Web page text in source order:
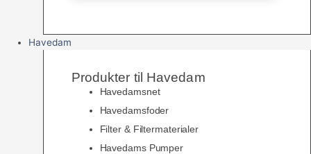
Havedam
Produkter til Havedam
Havedamsnet
Havedamsfoder
Filter & Filtermaterialer
Havedams Pumper